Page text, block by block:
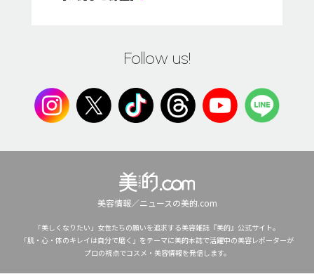
Follow us!
美容情報／ニュースの美的.com
「美しくなりたい」女性たちの願いを追求する美容雑誌『美的』公式サイト。
「肌・心・体のキレイは自分で磨く」をテーマに美的本誌で活躍中の美容レポーターが
プロの視点でコスメ・美容情報を発信します。